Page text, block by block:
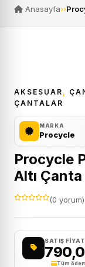
Anasayfa››
AKSESUAR
ÇANTALAR
MARKA
Procycle
Procycle
Altı Çanta
(0 yorum)
SATIŞ
Tüm